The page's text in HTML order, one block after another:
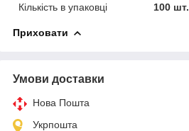
Кількість в упаковці
100 шт.
Приховати
Умови доставки
Нова Пошта
Укрпошта